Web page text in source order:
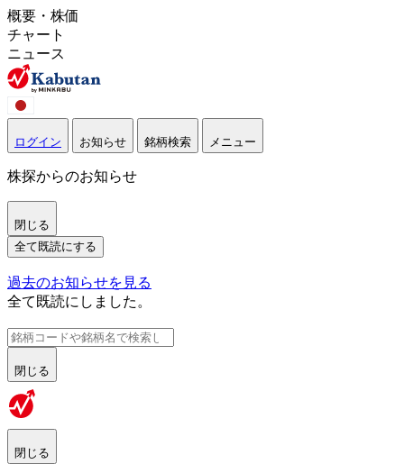
概要・株価
チャート
ニュース
ログイン お知らせ 銘柄検索 メニュー
株探からのお知らせ
閉じる
全て既読にする
過去のお知らせを見る
全て既読にしました。
閉じる
閉じる